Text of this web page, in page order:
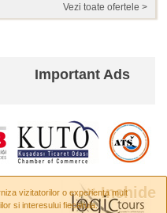
× Inchide
vizitatorilor o experienta mult
si interesului fiecaruia.
Vezi toate ofertele >
Important Ads